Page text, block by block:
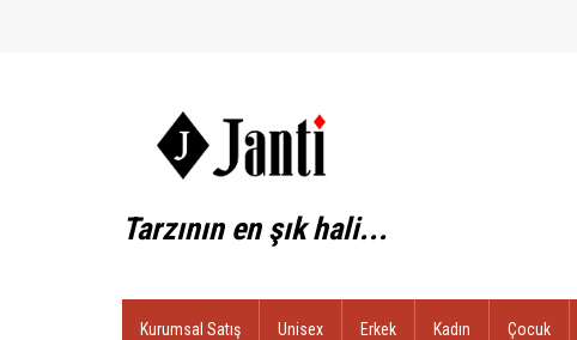
Tarzının en şık hali...
Kurumsal Satış Unisex Erkek Kadın Çocuk